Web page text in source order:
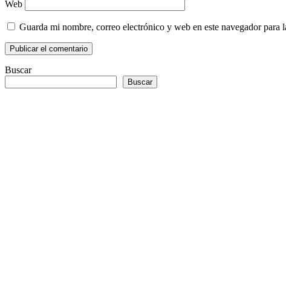
Web
Guarda mi nombre, correo electrónico y web en este navegador para
Buscar
Buscar